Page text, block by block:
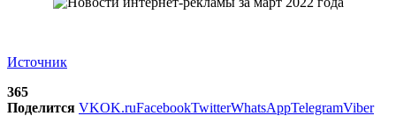
Источник
365
Поделится VKOK.ruFacebookTwitterWhatsAppTelegramViber